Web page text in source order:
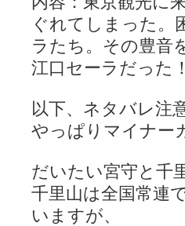
ぐれてしまった。
ラたち。その豊音
江口セーラだった！
以下、ネタバレ注
やっぱりマイナ
だいたい宮守と千
千里山は全国常連
いますが、